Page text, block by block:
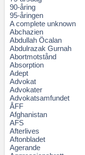
90-åring
95-åringen
A complete unknown
Abchazien
Abdullah Öcalan
Abdulrazak Gurnah
Abortmotstånd
Absorption
Adept
Advokat
Advokater
Advokatsamfundet
ÅFF
Afghanistan
AFS
Afterlives
Aftonbladet
Agerande